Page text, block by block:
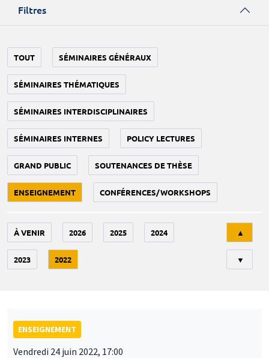
Filtres
TOUT SÉMINAIRES GÉNÉRAUX
SÉMINAIRES THÉMATIQUES
SÉMINAIRES INTERDISCIPLINAIRES
SÉMINAIRES INTERNES POLICY LECTURES
GRAND PUBLIC SOUTENANCES DE THÈSE
ENSEIGNEMENT CONFÉRENCES/WORKSHOPS
À VENIR 2026 2025 2024
2023 2022
▲
▼
ENSEIGNEMENT
Vendredi 24 juin 2022, 17:00